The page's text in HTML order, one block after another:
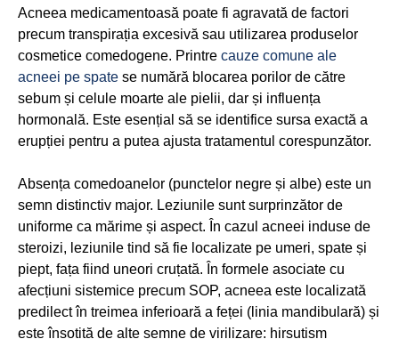
Acneea medicamentoasă poate fi agravată de factori
precum transpirația excesivă sau utilizarea produselor
cosmetice comedogene. Printre cauze comune ale
acneei pe spate se numără blocarea porilor de către
sebum și celule moarte ale pielii, dar și influența
hormonală. Este esențial să se identifice sursa exactă a
erupției pentru a putea ajusta tratamentul corespunzător.
Absența comedoanelor (punctelor negre și albe) este un
semn distinctiv major. Leziunile sunt surprinzător de
uniforme ca mărime și aspect. În cazul acneei induse de
steroizi, leziunile tind să fie localizate pe umeri, spate și
piept, fața fiind uneori cruțată. În formele asociate cu
afecțiuni sistemice precum SOP, acneea este localizată
predilect în treimea inferioară a feței (linia mandibulară) și
este însoțită de alte semne de virilizare: hirsutism